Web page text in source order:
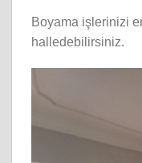
Boyama işlerinizi
halledebilirsiniz.